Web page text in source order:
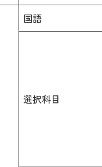
国語
選択科目